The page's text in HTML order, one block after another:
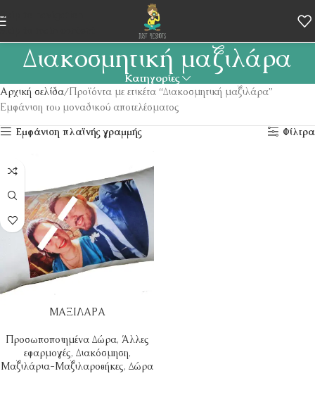
Skip to navigation
Skip to main content
Διακοσμητική μαξιλάρα
Κατηγορίες
Αρχική σελίδα Προϊόντα με ετικέτα “Διακοσμητική μαξιλάρα”
Εμφάνιση του μοναδικού αποτελέσματος
Εμφάνιση πλαϊνής γραμμής
Φίλτρα
ΜΑΞΙΛΑΡΑ
Προσωποποιημένα Δώρα, Άλλες
εφαρμογές, Διακόσμηση,
Μαξιλάρια-Μαξιλαροθήκες, Δώρα